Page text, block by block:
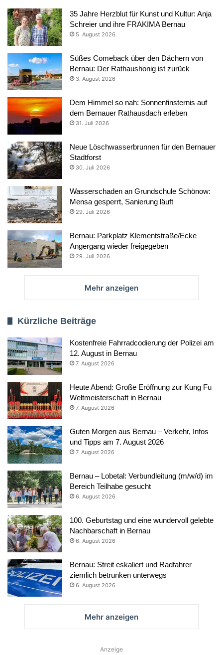
35 Jahre Herzblut für Kunst und Kultur: Anja
Schreier und ihre FRAKIMA Bernau
5. August 2026
Süßes Comeback über den Dächern von
Bernau: Der Rathaushonig ist zurück
3. August 2026
Dem Himmel so nah: Sonnenfinsternis auf
dem Bernauer Rathausdach erleben
31. Juli 2026
Neue Löschwasserbrunnen für den Bernauer
Stadtforst
30. Juli 2026
Wasserschaden an Grundschule Schönow:
Mensa gesperrt, Sanierung läuft
29. Juli 2026
Bernau: Parkplatz Klementstraße/Ecke
Angergang wieder freigegeben
29. Juli 2026
Mehr anzeigen
Kürzliche Beiträge
Kostenfreie Fahrradcodierung der Polizei am
12. August in Bernau
7. August 2026
Heute Abend: Große Eröffnung zur Kung Fu
Weltmeisterschaft in Bernau
7. August 2026
Guten Morgen aus Bernau – Verkehr, Infos
und Tipps am 7. August 2026
7. August 2026
Bernau – Lobetal: Verbundleitung (m/w/d) im
Bereich Teilhabe gesucht
6. August 2026
100. Geburtstag und eine wundervoll gelebte
Nachbarschaft in Bernau
6. August 2026
Bernau: Streit eskaliert und Radfahrer
ziemlich betrunken unterwegs
6. August 2026
Mehr anzeigen
Anzeige